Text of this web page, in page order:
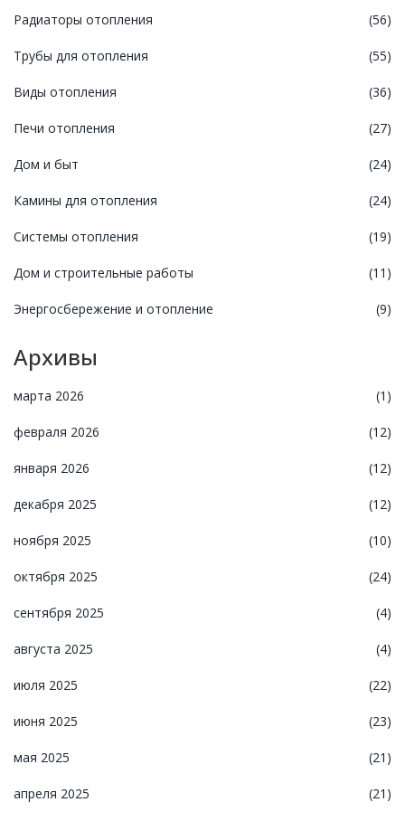
Радиаторы отопления (56)
Трубы для отопления (55)
Виды отопления (36)
Печи отопления (27)
Дом и быт (24)
Камины для отопления (24)
Системы отопления (19)
Дом и строительные работы (11)
Энергосбережение и отопление (9)
Архивы
марта 2026 (1)
февраля 2026 (12)
января 2026 (12)
декабря 2025 (12)
ноября 2025 (10)
октября 2025 (24)
сентября 2025 (4)
августа 2025 (4)
июля 2025 (22)
июня 2025 (23)
мая 2025 (21)
апреля 2025 (21)